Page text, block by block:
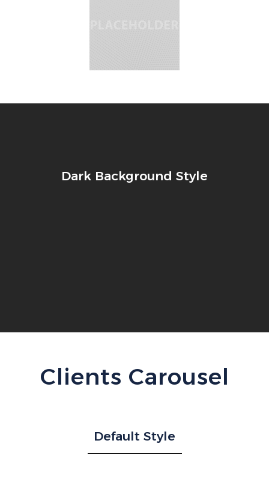
Dark Background Style
Clients Carousel
Default Style